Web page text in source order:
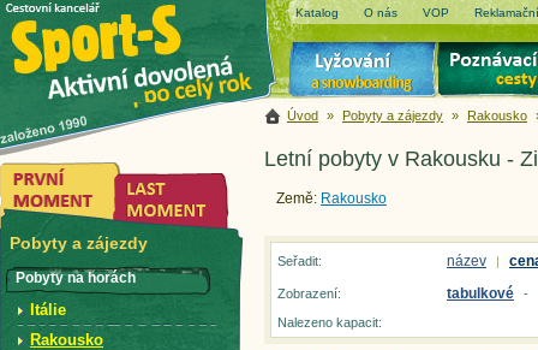
Katalog O nás VOP
Úvod » Pobyty a zájezdy » Rakousko
Letní pobyty v Rakousku -
Země: Rakousko
Seřadit: název |
Zobrazení: tabulkové
-
Nalezeno kapacit:
Pobyty a zájezdy
Pobyty na horách
Itálie
Rakousko